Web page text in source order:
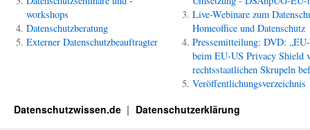
workshops
Datenschutzberatung
Externer Datenschutzbeauftragter
Live-Webinare zum
Homeoffice und Datenschutz
Pressemitteilung: DVD:
beim EU-US Privacy Shield
rechtsstaatlichen Skrupeln
Veröffentlichungsverzeichnis
Datenschutzwissen.de Datenschutzerklärung